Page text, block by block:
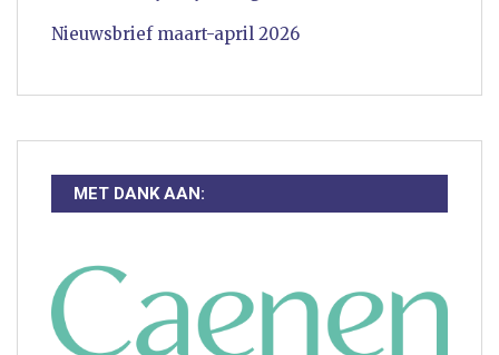
Nieuwsbrief maart-april 2026
MET DANK AAN: